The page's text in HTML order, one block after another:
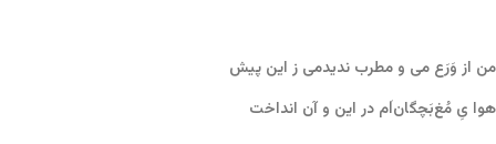
من از وَرَع می و مطرب ندیدمی ز این پیش
هوا یِ مُغ‌بَچگان‌اَم در این و آن انداخت